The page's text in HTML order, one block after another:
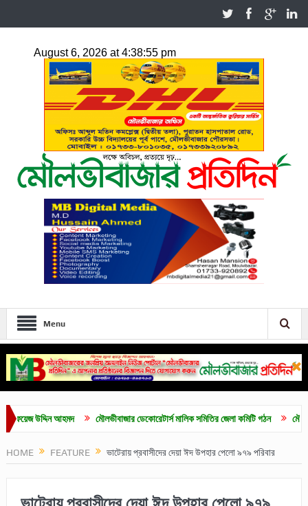
Menu
উদ্দিন আহমদ মৌলভীবাজার ডেকোরেটার্স মালিক সমিতির জেলা কমিটি গঠন
HOME FEATURE ভাটেরায় প্রবাসীদের দেয়া ঈদ উপহার পেলো ৯৭৯ পরিবার